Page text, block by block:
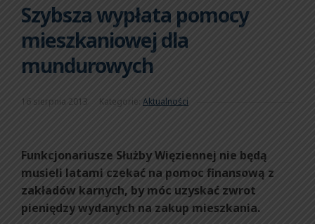
Szybsza wypłata pomocy
mieszkaniowej dla
mundurowych
16 sierpnia 2013 Kategorie: Aktualności
Funkcjonariusze Służby Więziennej nie będą
musieli latami czekać na pomoc finansową z
zakładów karnych, by móc uzyskać zwrot
pieniędzy wydanych na zakup mieszkania.